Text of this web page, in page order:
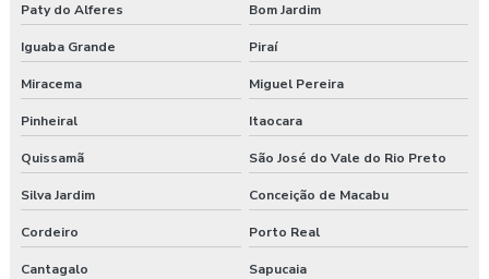
Empresa de exame admissional
Empresa de higiene ocupacional
Empresa de medicina no trabalho
Empresa de prestação de serviços de segurança do trabalho
Empresa prestadora de serviços de segurança do trabalho
Paty do Alferes Bom Jardim
Iguaba Grande Piraí
Miracema Miguel Pereira
Pinheiral Itaocara
Quissamã São José do Vale do Rio Preto
Silva Jardim Conceição de Macabu
Cordeiro Porto Real
Cantagalo Sapucaia